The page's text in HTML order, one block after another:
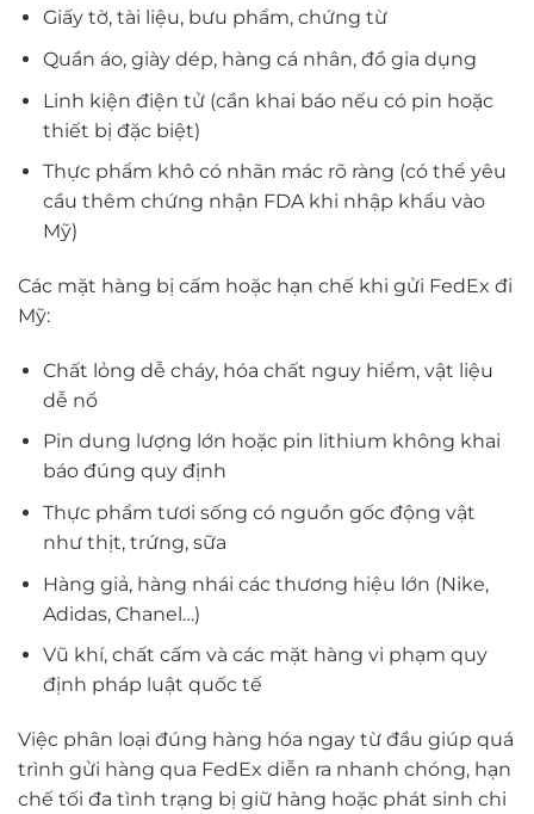
Giấy tờ, tài liệu, bưu phẩm, chứng từ
Quần áo, giày dép, hàng cá nhân, đồ gia dụng
Linh kiện điện tử (cần khai báo nếu có pin hoặc
thiết bị đặc biệt)
Thực phẩm khô có nhãn mác rõ ràng (có thể yêu
cầu thêm chứng nhận FDA khi nhập khẩu vào
Mỹ)
Các mặt hàng bị cấm hoặc hạn chế khi gửi FedEx đi
Mỹ:
Chất lỏng dễ cháy, hóa chất nguy hiểm, vật liệu
dễ nổ
Pin dung lượng lớn hoặc pin lithium không khai
báo đúng quy định
Thực phẩm tươi sống có nguồn gốc động vật
như thịt, trứng, sữa
Hàng giả, hàng nhái các thương hiệu lớn (Nike,
Adidas, Chanel…)
Vũ khí, chất cấm và các mặt hàng vi phạm quy
định pháp luật quốc tế
Việc phân loại đúng hàng hóa ngay từ đầu giúp quá
trình gửi hàng qua FedEx diễn ra nhanh chóng, hạn
chế tối đa tình trạng bị giữ hàng hoặc phát sinh chi